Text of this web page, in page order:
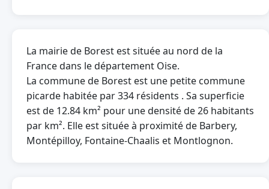
La mairie de Borest est située au nord de la
France dans le département Oise.
La commune de Borest est une petite commune
picarde habitée par 334 résidents . Sa superficie
est de 12.84 km² pour une densité de 26 habitants
par km². Elle est située à proximité de Barbery,
Montépilloy, Fontaine-Chaalis et Montlognon.